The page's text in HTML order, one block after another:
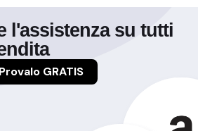
l'assistenza su tutti
Provalo GRATIS